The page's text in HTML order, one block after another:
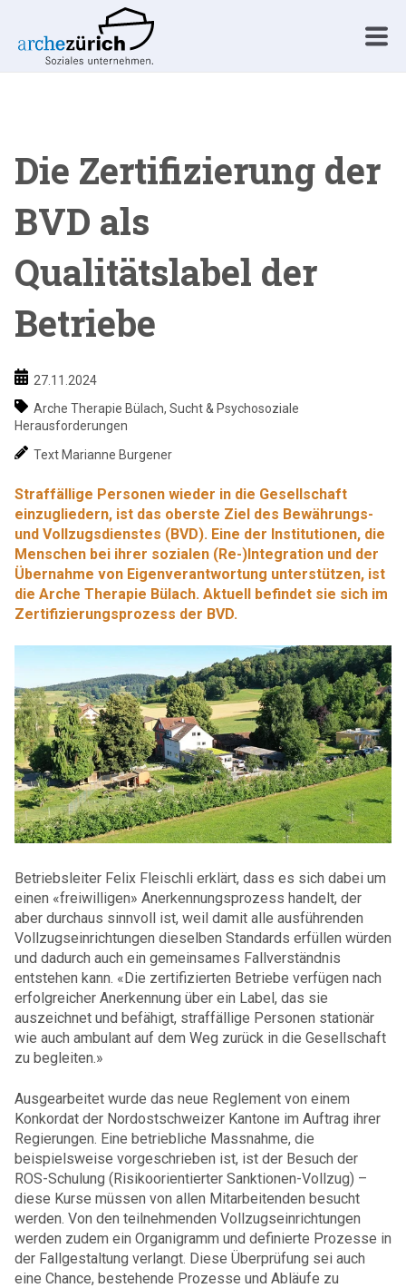
Die Zertifizierung der
BVD als
Qualitätslabel der
Betriebe
27.11.2024
Arche Therapie Bülach,Sucht & Psychosoziale
Herausforderungen
Text Marianne Burgener
Straffällige Personen wieder in die Gesellschaft
einzugliedern, ist das oberste Ziel des Bewährungs-
und Vollzugsdienstes (BVD). Eine der Institutionen, die
Menschen bei ihrer sozialen (Re-)Integration und der
Übernahme von Eigenverantwortung unterstützen, ist
die Arche Therapie Bülach. Aktuell befindet sie sich im
Zertifizierungsprozess der BVD.
Betriebsleiter Felix Fleischli erklärt, dass es sich dabei um
einen «freiwilligen» Anerkennungsprozess handelt, der
aber durchaus sinnvoll ist, weil damit alle ausführenden
Vollzugseinrichtungen dieselben Standards erfüllen würden
und dadurch auch ein gemeinsames Fallverständnis
entstehen kann. «Die zertifizierten Betriebe verfügen nach
erfolgreicher Anerkennung über ein Label, das sie
auszeichnet und befähigt, straffällige Personen stationär
wie auch ambulant auf dem Weg zurück in die Gesellschaft
zu begleiten.»
Ausgearbeitet wurde das neue Reglement von einem
Konkordat der Nordostschweizer Kantone im Auftrag ihrer
Regierungen. Eine betriebliche Massnahme, die
beispielsweise vorgeschrieben ist, ist der Besuch der
ROS-Schulung (Risikoorientierter Sanktionen-Vollzug) –
diese Kurse müssen von allen Mitarbeitenden besucht
werden. Von den teilnehmenden Vollzugseinrichtungen
werden zudem ein Organigramm und definierte Prozesse in
der Fallgestaltung verlangt. Diese Überprüfung sei auch
eine Chance, bestehende Prozesse und Abläufe zu